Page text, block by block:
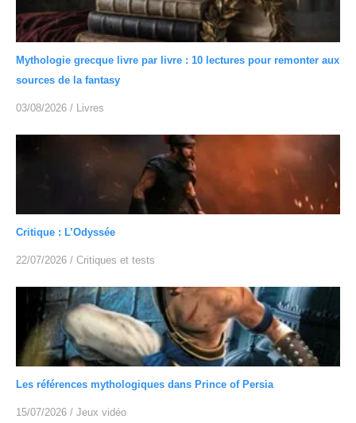
Mythologie grecque livre par livre : 10 lectures pour remonter aux
sources de la fantasy
03/08/2026 / Livres
Critique : L’Odyssée
22/07/2026 / Critiques et tests
Les références mythologiques dans Prince of Persia
15/07/2026 / Jeux vidéo